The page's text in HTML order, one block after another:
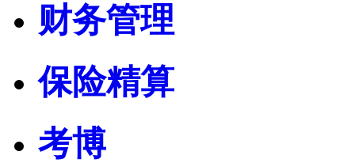
财务管理
保险精算
考博